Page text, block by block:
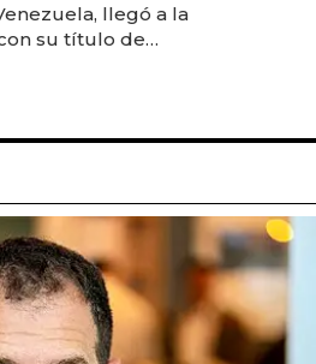
llegó a la
su título de